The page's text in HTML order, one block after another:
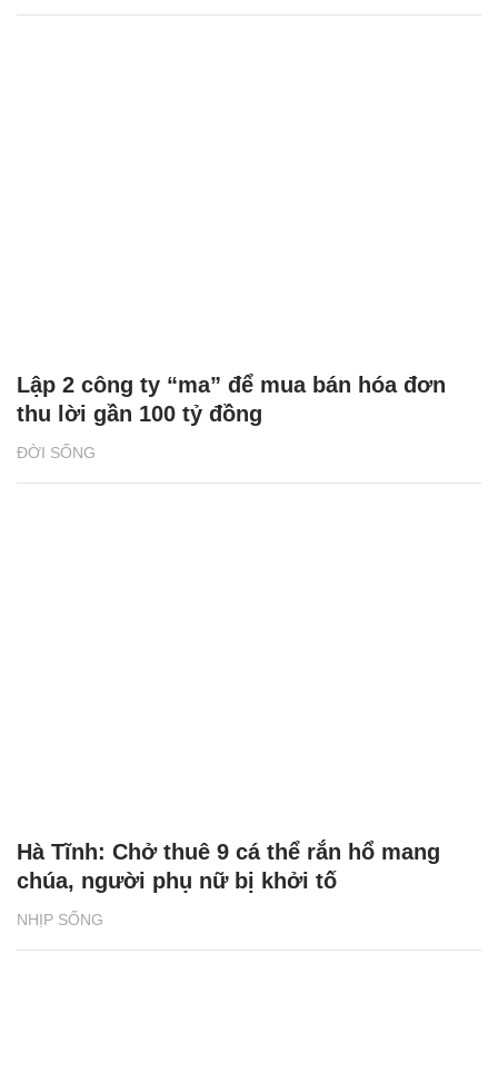
ĐỜI SỐNG
Lập 2 công ty “ma” để mua bán hóa đơn
thu lời gần 100 tỷ đồng
NHỊP SỐNG
Hà Tĩnh: Chở thuê 9 cá thể rắn hổ mang
chúa, người phụ nữ bị khởi tố